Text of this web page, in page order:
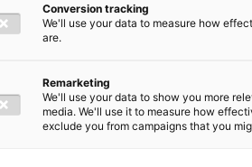
Conversion tracking
We'll use your data to measure how
are.
Remarketing
We'll use your data to show you more
media. We'll use it to measure how
exclude you from campaigns that you